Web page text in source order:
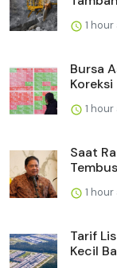
1 hour
Bursa
Koreksi
1 hour
Saat
1 hour
Tarif
Kecil